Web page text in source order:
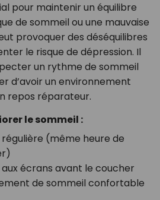
pour maintenir un équilibre
de sommeil ou une mauvaise
provoquer des déséquilibres
le risque de dépression. Il
un rythme de sommeil
d’avoir un environnement
repos réparateur.
le sommeil :
(même heure de
écrans avant le coucher
de sommeil confortable